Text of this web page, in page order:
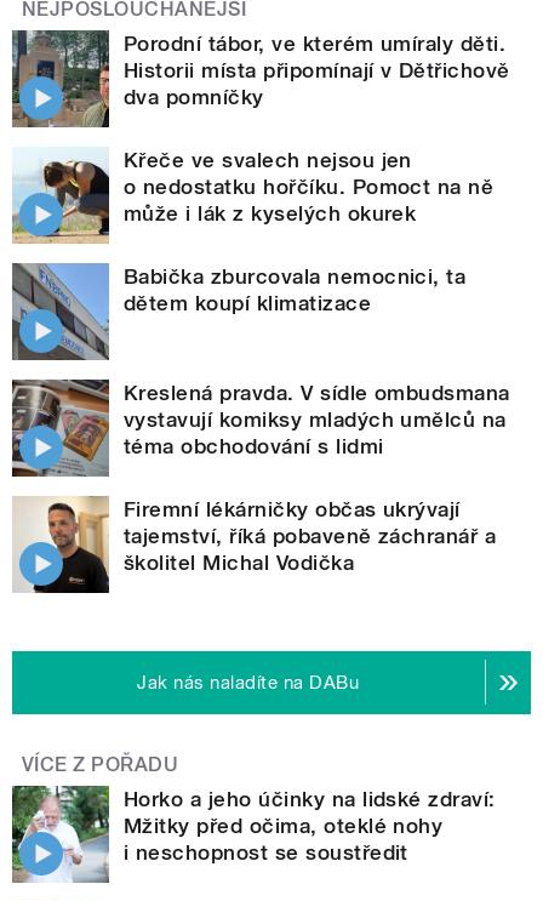
NEJPOSLOUCHANĚJŠÍ
Porodní tábor, ve kterém umíraly děti.
Historii místa připomínají v Dětřichově
dva pomníčky
Křeče ve svalech nejsou jen
o nedostatku hořčíku. Pomoct na ně
může i lák z kyselých okurek
Babička zburcovala nemocnici, ta
dětem koupí klimatizace
Kreslená pravda. V sídle ombudsmana
vystavují komiksy mladých umělců na
téma obchodování s lidmi
Firemní lékárničky občas ukrývají
tajemství, říká pobaveně záchranář a
školitel Michal Vodička
Jak nás naladíte na DABu
VÍCE Z POŘADU
Horko a jeho účinky na lidské zdraví:
Mžitky před očima, oteklé nohy
i neschopnost se soustředit